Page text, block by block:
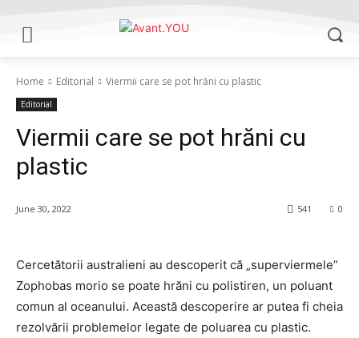
Home Editorial Viermii care se pot hrăni cu plastic
Editorial
Viermii care se pot hrăni cu
plastic
June 30, 2022 0
541
Cercetătorii australieni au descoperit că „superviermele”
Zophobas morio se poate hrăni cu polistiren, un poluant
comun al oceanului. Această descoperire ar putea fi cheia
rezolvării problemelor legate de poluarea cu plastic.